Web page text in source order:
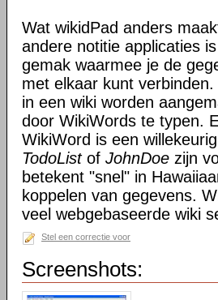
Wat wikidPad anders
andere notitie applicaties
gemak waarmee je de
met elkaar kunt verbinden.
in een wiki worden
door WikiWords te typen.
WikiWord is een
TodoListof JohnDoe zijn
betekent "snel" in
koppelen van gegevens.
veel webgebaseerde wiki
Stel een correctie voor
Screenshots: